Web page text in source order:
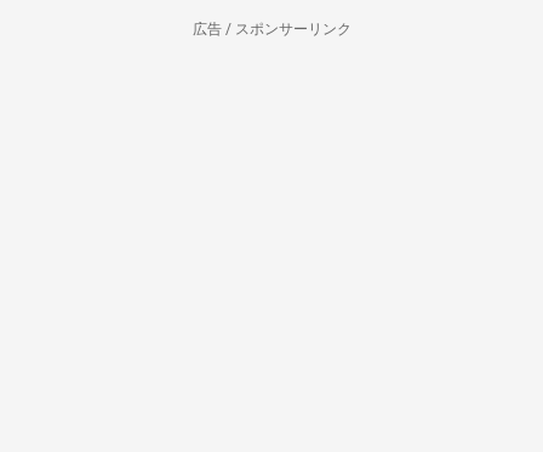
広告 / スポンサーリンク